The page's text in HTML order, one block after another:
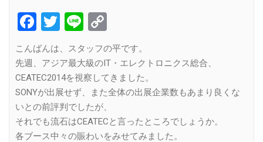
Facebook
Twitter
Line
Link
こんばんは、スタッフの平です。
先週、アジア最大級のIT・エレクトロニクス総合、
CEATEC2014を視察してきました。
SONYが出展せず、また全体の出展企業数もあまり良くな
いとの前評判でしたが、
それでも流石はCEATECと言ったところでしょうか。
各ブース中々の賑わいをみせてみました。